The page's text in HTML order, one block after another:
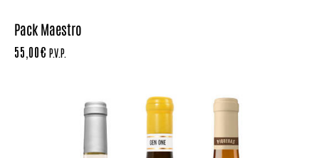
Pack Maestro
55,00€ P.V.P.